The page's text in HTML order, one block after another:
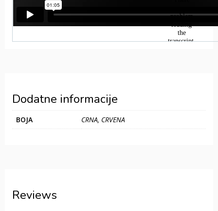
Dodatne informacije
BOJA CRNA, CRVENA
Reviews